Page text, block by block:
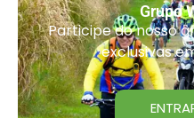
Grupo
Participe do nosso
exclusivas